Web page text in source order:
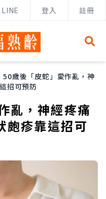
LINE 登入 註冊
50歲後「皮蛇」愛作亂，神
招可預防
亂，神經疼痛
皰疹靠這招可